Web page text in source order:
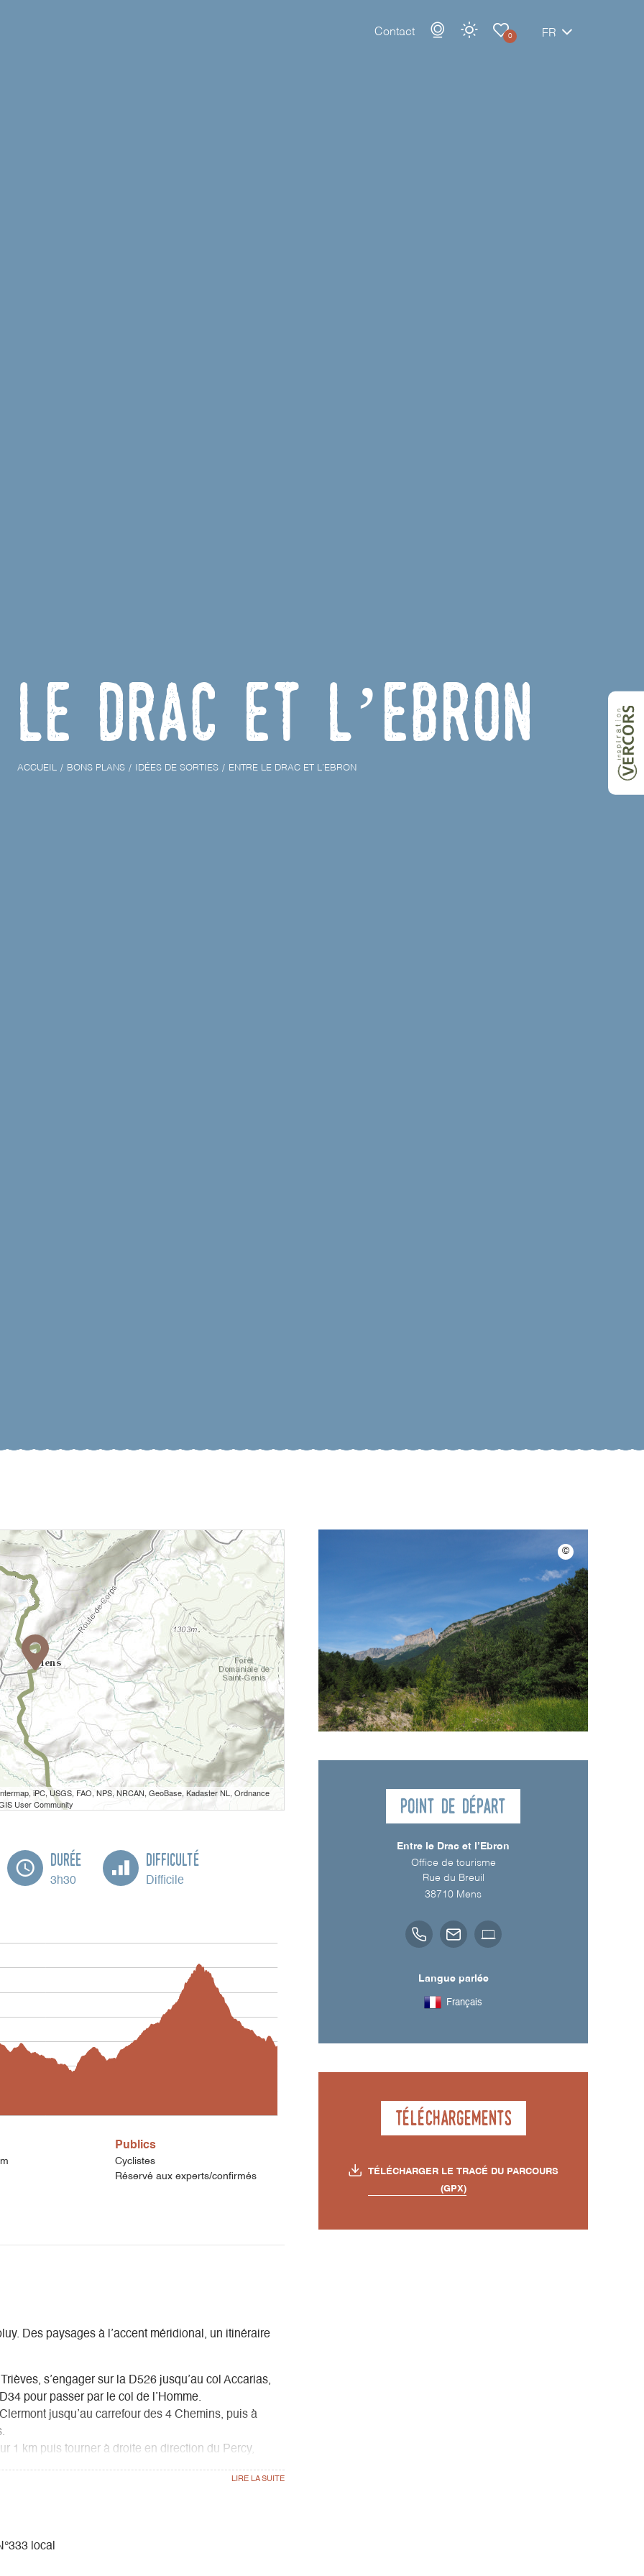
Contact 0 FR
Drac et l’Ebron
ACCUEIL BONS PLANS IDÉES DE SORTIES ENTRE LE DRAC ET L’EBRON
iPC, USGS, FAO, NPS, NRCAN, GeoBase, Kadaster NL, Ordnance
User Community
Durée
3h30
Difficulté
Difficile
Publics
Cyclistes
Réservé aux experts/confirmés
Des paysages à l’accent méridional, un itinéraire
s’engager sur la D526 jusqu’au col Accarias,
pour passer par le col de l’Homme.
jusqu’au carrefour des 4 Chemins, puis à
1 km puis tourner à droite en direction du Percy,
local
Point de départ
Entre le Drac et l’Ebron
Office de tourisme
Rue du Breuil
38710 Mens
Langue parlée
Français
Téléchargements
TÉLÉCHARGER LE TRACÉ DU PARCOURS
(GPX)